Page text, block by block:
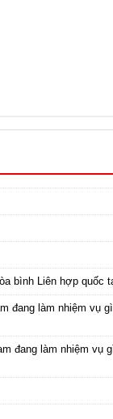
bình Liên hợp quốc
đang làm nhiệm vụ
đang làm nhiệm vụ